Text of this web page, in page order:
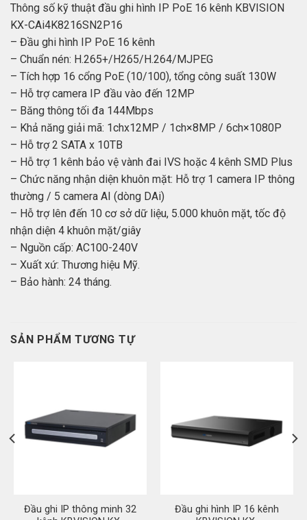
Thông số kỹ thuật đầu ghi hình IP PoE 16 kênh KBVISION
KX-CAi4K8216SN2P16
– Đầu ghi hình IP PoE 16 kênh
– Chuẩn nén: H.265+/H265/H.264/MJPEG
– Tích hợp 16 cổng PoE (10/100), tổng công suất 130W
– Hỗ trợ camera IP đầu vào đến 12MP
– Băng thông tối đa 144Mbps
– Khả năng giải mã: 1chx12MP / 1ch×8MP / 6ch×1080P
– Hỗ trợ 2 SATA x 10TB
– Hỗ trợ 1 kênh bảo vệ vành đai IVS hoặc 4 kênh SMD Plus
– Chức năng nhận diện khuôn mặt: Hỗ trợ 1 camera IP thông
thường / 5 camera AI (dòng DAi)
– Hỗ trợ lên đến 10 cơ sở dữ liệu, 5.000 khuôn mặt, tốc độ
nhận diện 4 khuôn mặt/giây
– Nguồn cấp: AC100-240V
– Xuất xứ: Thương hiệu Mỹ.
– Bảo hành: 24 tháng.
SẢN PHẨM TƯƠNG TỰ
Đầu ghi IP thông minh 32
Đầu ghi hình IP 16 kênh